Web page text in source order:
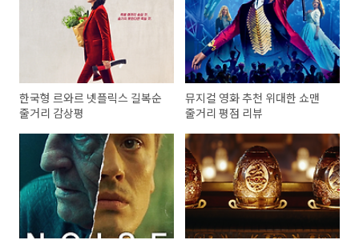
한국형 르와르 넷플릭스 길복순
줄거리 감상평
뮤지컬 영화 추천 위대한 쇼맨
줄거리 평점 리뷰